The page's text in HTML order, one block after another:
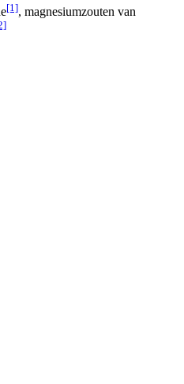
[1], magnesiumzouten van